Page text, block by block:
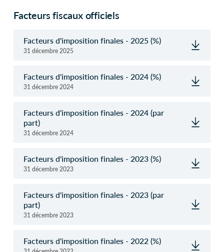
Facteurs fiscaux officiels
Facteurs d'imposition finales - 2025 (%)
31 décembre 2025
Facteurs d'imposition finales - 2024 (%)
31 décembre 2024
Facteurs d'imposition finales - 2024 (par
part)
31 décembre 2024
Facteurs d'imposition finales - 2023 (%)
31 décembre 2023
Facteurs d'imposition finales - 2023 (par
part)
31 décembre 2023
Facteurs d'imposition finales - 2022 (%)